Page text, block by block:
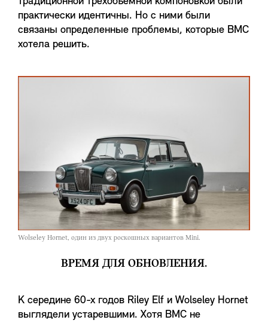
практически идентичны. Но с ними были
связаны определенные проблемы, которые BMC
хотела решить.
Wolseley Hornet, один из двух роскошных вариантов Mini.
ВРЕМЯ ДЛЯ ОБНОВЛЕНИЯ.
К середине 60-х годов Riley Elf и Wolseley Hornet
выглядели устаревшими. Хотя BMC не